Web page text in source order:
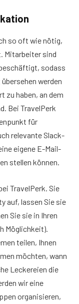
so oft wie nötig,
Mitarbeiter sind
sodass
werden
zu haben, an dem
Bei TravelPerk
für
relevante Slack-
eigene E-Mail-
stellen können.
TravelPerk. Sie
auf, lassen Sie sie
Sie sie in Ihren
Möglichkeit).
teilen, Ihnen
möchten, wann
Leckereien die
wir eine
organisieren,